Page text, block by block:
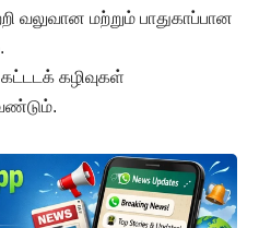
வலுவான மற்றும் பாதுகாப்பான
கழிவுகள்